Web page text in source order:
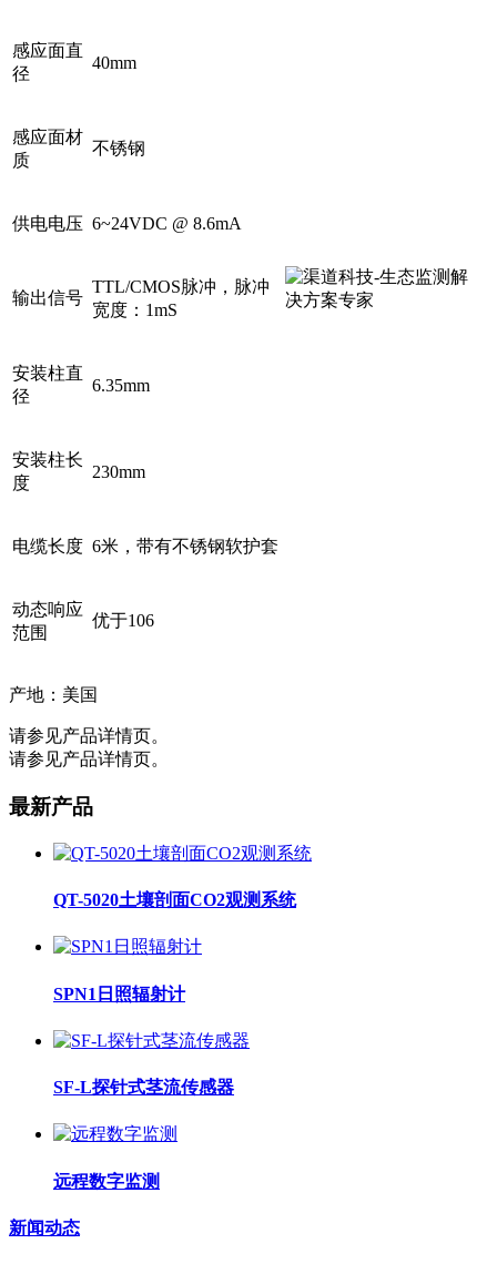
感应面直
径
40mm
感应面材
质
不锈钢
供电电压 6~24VDC @ 8.6mA
输出信号
TTL/CMOS脉冲，脉冲
宽度：1mS
安装柱直
径
6.35mm
安装柱长
度
230mm
电缆长度 6米，带有不锈钢软护套
动态响应
范围
优于106
产地：美国
请参见产品详情页。
请参见产品详情页。
最新产品
QT-5020土壤剖面CO2观测系统
SPN1日照辐射计
SF-L探针式茎流传感器
远程数字监测
新闻动态